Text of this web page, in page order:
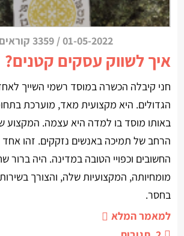
01-05-2022
/ 3359 קוראים/ות
איך לשווק עסקים קטנים?
חני קיבלה הכשרה במוסד רשמי השייך
הגדולים. היא מקצועית מאד, מוערכת
באותו מוסד בו למדה היא עצמה. המקצוע
הרחב של תמיכה באנשים נזקקים. זהו
החשובים וכפויי הטובה במדינה. היה ברור
מומחיותה, המקצועיות שלה, והצורך
בחסר.
למאמר המלא